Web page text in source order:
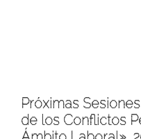
Próximas
de los Conflictos